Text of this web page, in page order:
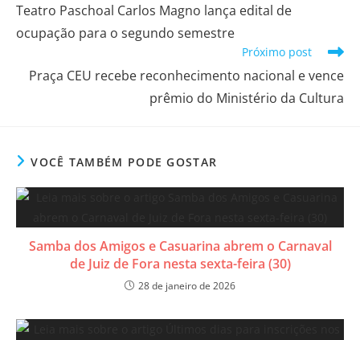
​Teatro Paschoal Carlos Magno lança edital de
ocupação para o segundo semestre
Próximo post
Praça CEU recebe reconhecimento nacional e vence
prêmio do Ministério da Cultura
VOCÊ TAMBÉM PODE GOSTAR
​Samba dos Amigos e Casuarina abrem o Carnaval
de Juiz de Fora nesta sexta-feira (30)
28 de janeiro de 2026